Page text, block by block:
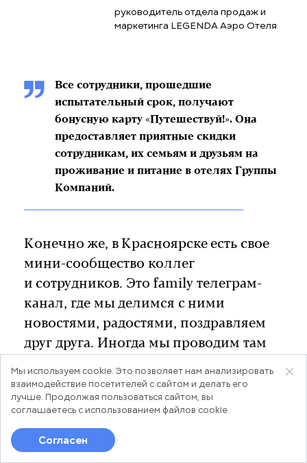
руководитель отдела продаж и
маркетинга LEGENDA Аэро Отеля
Все сотрудники, прошедшие
испытательный срок, получают
бонусную карту «Путешествуй!». Она
предоставляет приятные скидки
сотрудникам, их семьям и друзьям на
проживание и питание в отелях Группы
Компаний.
Конечно же, в Красноярске есть свое
мини-сообщество коллег
и сотрудников. Это family телеграм-
канал, где мы делимся с ними
новостями, радостями, поздравляем
друг друга. Иногда мы проводим там
с кем ты работаешь, еще лучше:
например, летом мы провели «Летний
фотографиями своего летнего отдыха
Мы используем cookie. Это позволяет нам анализировать
взаимодействие посетителей с сайтом и делать его
лучше. Продолжая пользоваться сайтом, вы
соглашаетесь с использованием файлов cookie.
Согласен